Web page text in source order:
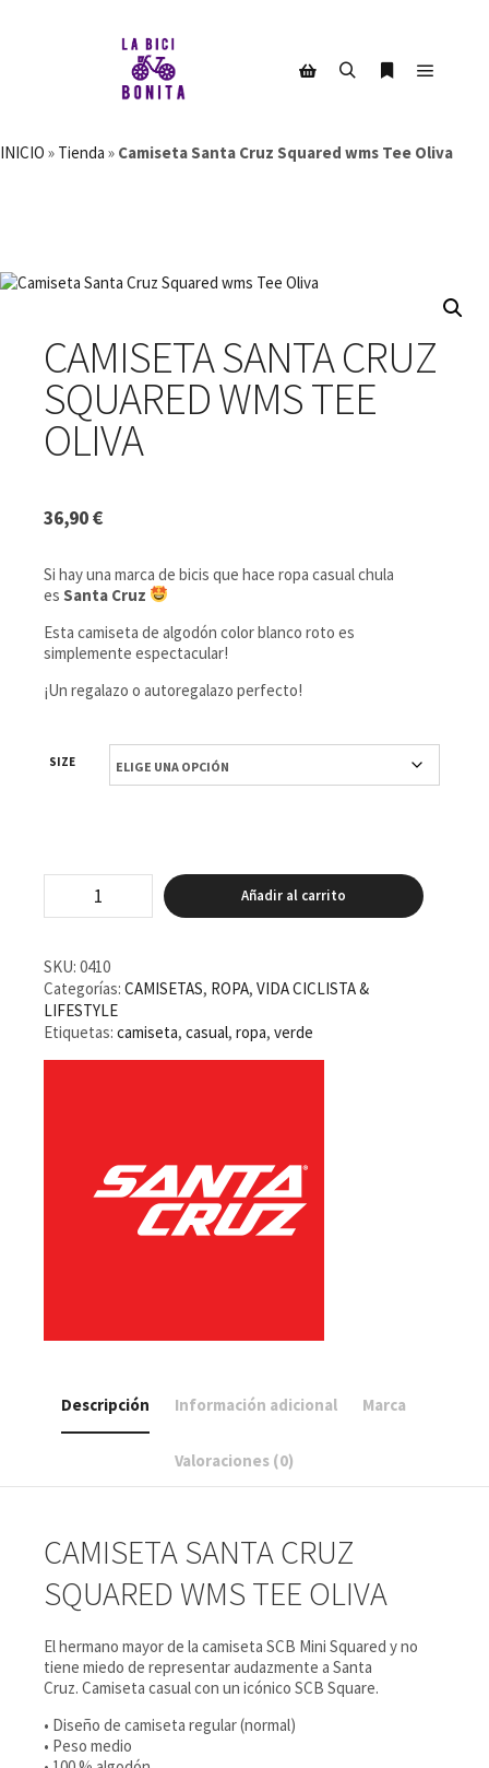
INICIO » Tienda » Camiseta Santa Cruz Squared wms Tee Oliva
CAMISETA SANTA CRUZ
SQUARED WMS TEE
OLIVA
36,90€
Si hay una marca de bicis que hace ropa casual chula
es Santa Cruz
Esta camiseta de algodón color blanco roto es
simplemente espectacular!
¡Un regalazo o autoregalazo perfecto!
SIZE
Cruz
wms
Tee
Oliva
cantidad
Añadir al carrito
SKU: 0410
Categorías: CAMISETAS, ROPA, VIDA CICLISTA &
LIFESTYLE
Etiquetas: camiseta, casual, ropa, verde
Descripción Información adicional Marca
Valoraciones (0)
CAMISETA SANTA CRUZ
SQUARED WMS TEE OLIVA
El hermano mayor de la camiseta SCB Mini Squared y no
tiene miedo de representar audazmente a Santa
Cruz. Camiseta casual con un icónico SCB Square.
• Diseño de camiseta regular (normal)
• Peso medio